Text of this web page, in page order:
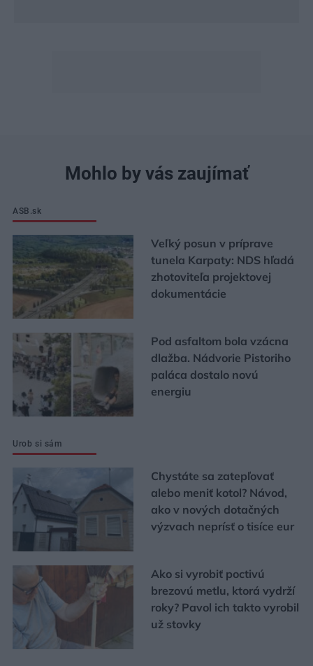
Mohlo by vás zaujímať
ASB.sk
Veľký posun v príprave
tunela Karpaty: NDS hľadá
zhotoviteľa projektovej
dokumentácie
Pod asfaltom bola vzácna
dlažba. Nádvorie Pistoriho
paláca dostalo novú
energiu
Urob si sám
Chystáte sa zatepľovať
alebo meniť kotol? Návod,
ako v nových dotačných
výzvach neprísť o tisíce eur
Ako si vyrobiť poctivú
brezovú metlu, ktorá vydrží
roky? Pavol ich takto vyrobil
už stovky